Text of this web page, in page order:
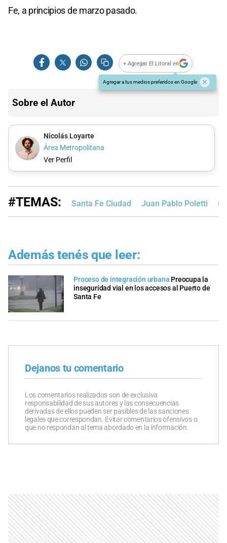
Fe, a principios de marzo pasado.
+ Agregar El Litoral en
Agregar a tus medios preferidos en Google
Sobre el Autor
Nicolás Loyarte
Área Metropolitana
Ver Perfil
#TEMAS: Santa Fe Ciudad Juan Pablo Poletti
Además tenés que leer:
Proceso de integración urbana Preocupa la
inseguridad vial en los accesos al Puerto de
Santa Fe
Dejanos tu comentario
Los comentarios realizados son de exclusiva
responsabilidad de sus autores y las consecuencias
derivadas de ellos pueden ser pasibles de las sanciones
legales que correspondan. Evitar comentarios ofensivos o
que no respondan al tema abordado en la información.